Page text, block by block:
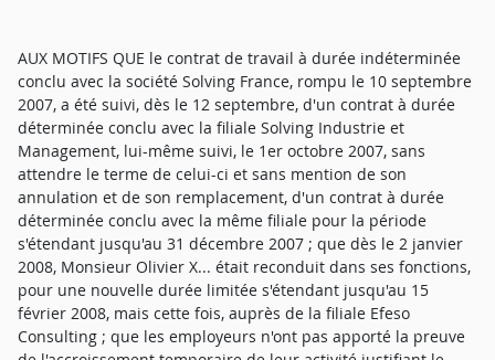
AUX MOTIFS QUE le contrat de travail à durée indéterminée
conclu avec la société Solving France, rompu le 10 septembre
2007, a été suivi, dès le 12 septembre, d'un contrat à durée
déterminée conclu avec la filiale Solving Industrie et
Management, lui-même suivi, le 1er octobre 2007, sans
attendre le terme de celui-ci et sans mention de son
annulation et de son remplacement, d'un contrat à durée
déterminée conclu avec la même filiale pour la période
s'étendant jusqu'au 31 décembre 2007 ; que dès le 2 janvier
2008, Monsieur Olivier X... était reconduit dans ses fonctions,
pour une nouvelle durée limitée s'étendant jusqu'au 15
février 2008, mais cette fois, auprès de la filiale Efeso
Consulting ; que les employeurs n'ont pas apporté la preuve